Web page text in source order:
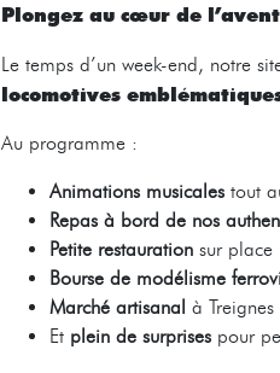
Plongez au cœur de
Le temps d’un week-end, notre
locomotives
Au programme :
Animations musicales tout
Repas à bord de nos
Petite restauration sur place
Bourse de modélisme
Marché artisanal à Treignes
Et plein de surprises pour